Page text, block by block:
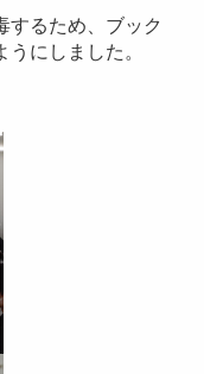
するため、ブック
にしました。